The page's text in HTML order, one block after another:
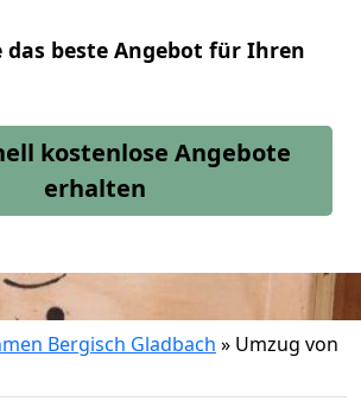
das beste Angebot für Ihren
kostenlose Angebote
erhalten
Bergisch Gladbach » Umzug von